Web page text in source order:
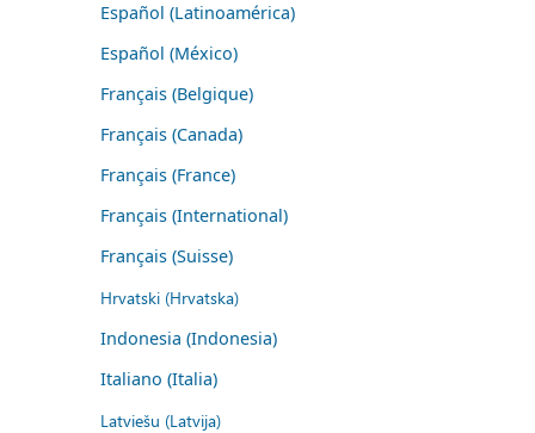
Español (Latinoamérica)
Español (México)
Français (Belgique)
Français (Canada)
Français (France)
Français (International)
Français (Suisse)
Hrvatski (Hrvatska)
Indonesia (Indonesia)
Italiano (Italia)
Latviešu (Latvija)